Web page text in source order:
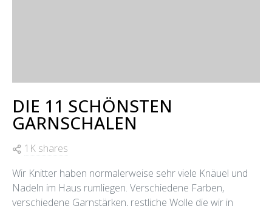
DIE 11 SCHÖNSTEN
GARNSCHALEN
1K shares
Wir Knitter haben normalerweise sehr viele Knäuel und
Nadeln im Haus rumliegen. Verschiedene Farben,
verschiedene Garnstärken, restliche Wolle die wir in